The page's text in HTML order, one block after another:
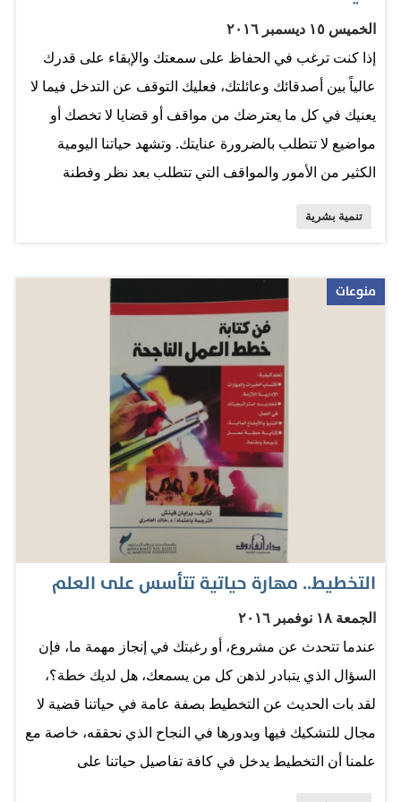
تحسن معدلات إنجازك ربما يجب عليك إلقاء نظرة سريعة
على…
الخميس ١٥ ديسمبر ٢٠١٦
إذا كنت ترغب في الحفاظ على سمعتك والإبقاء على قدرك
عالياً بين أصدقائك وعائلتك، فعليك التوقف عن التدخل فيما لا
يعنيك في كل ما يعترضك من مواقف أو قضايا لا تخصك أو
مواضيع لا تتطلب بالضرورة عنايتك. وتشهد حياتنا اليومية
الكثير من الأمور والمواقف التي تتطلب بعد نظر وفطنة
نت"، اليوم، قائمة بأبرز الأشياء التي عليك التوقف عن فعلها
وأهم المواقف التي عليك تجنب الخوض فيها، لترتاح داخليا
وتزداد ثقتك بنفسك ولتكون موضع احترام وتقدير الآخرين، كما
يستعرضها موقع lifehack لتطوير الذات: 1- لا تمنح وقتك لكل
الناس: لا تختلط بكل الناس ولا تعاشر كل الناس، فهم بطباع
مختلفة ووجهات نظر متباينة وأخلاقيات وسلوكيات لا تشبه
بعضها. لذا، فلن تنال رضى الجميع عندما تحشر نفسك في
مشاكلك بنفسك: إذا هربت من حل المشاكل التي تواجهك،
فإنك ستلجأ للآخرين لكي يحلوها. وقد يستغلك بعضهم وقد
يهينك ويذلك البعض الآخر. عليك بحل مشاكلك بنفسك وألا
عن خداع ذاتك: من الصعب…
تنمية بشرية
منوعات
التخطيط.. مهارة حياتية تتأسس على العلم
الجمعة ١٨ نوفمبر ٢٠١٦
عندما تتحدث عن مشروع، أو رغبتك في إنجاز مهمة ما، فإن
السؤال الذي يتبادر لذهن كل من يسمعك، هل لديك خطة؟،
لقد بات الحديث عن التخطيط بصفة عامة في حياتنا قضية لا
مجال للتشكيك فيها وبدورها في النجاح الذي نحققه، خاصة مع
علمنا أن التخطيط يدخل في كافة تفاصيل حياتنا على